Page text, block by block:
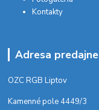
Kontakty
Adresa predajne
OZC RGB Liptov
Kamenné pole 4449/3